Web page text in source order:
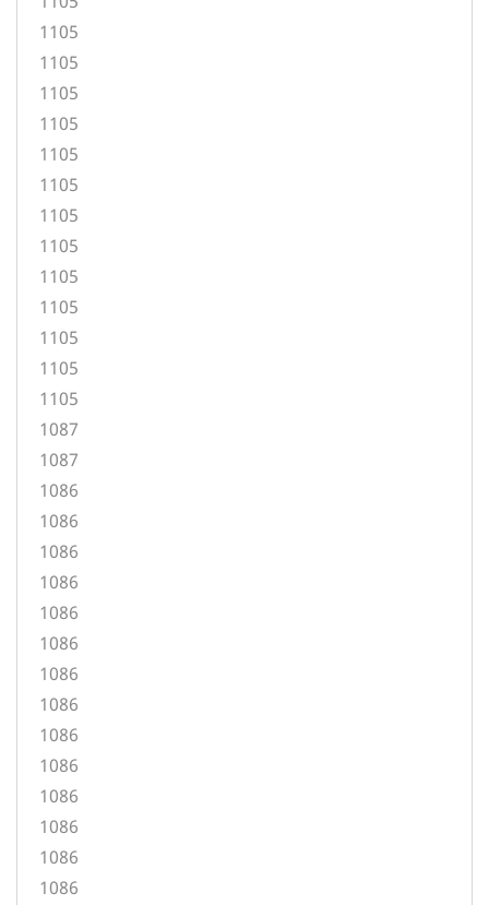
1105
1105
1105
1105
1105
1105
1105
1105
1105
1105
1105
1105
1105
1087
1087
1086
1086
1086
1086
1086
1086
1086
1086
1086
1086
1086
1086
1086
1086